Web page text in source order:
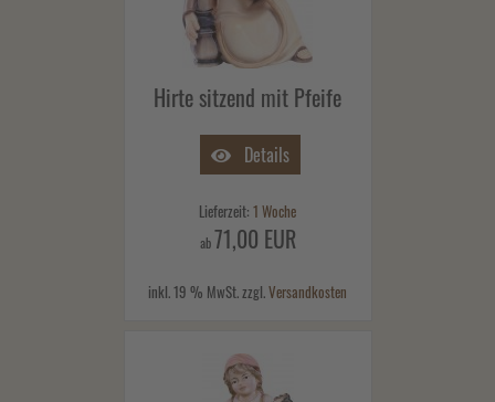
Hirte sitzend mit Pfeife
Details
Lieferzeit: 1 Woche
ab71,00 EUR
inkl. 19 % MwSt. zzgl.Versandkosten